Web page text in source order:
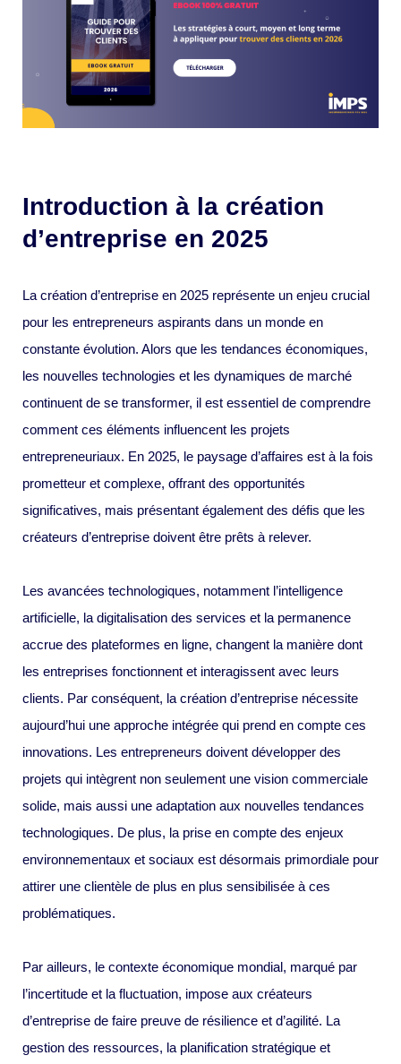
Introduction à la création
d’entreprise en 2025
La création d’entreprise en 2025 représente un enjeu crucial
pour les entrepreneurs aspirants dans un monde en
constante évolution. Alors que les tendances économiques,
les nouvelles technologies et les dynamiques de marché
continuent de se transformer, il est essentiel de comprendre
comment ces éléments influencent les projets
entrepreneuriaux. En 2025, le paysage d’affaires est à la fois
prometteur et complexe, offrant des opportunités
significatives, mais présentant également des défis que les
créateurs d’entreprise doivent être prêts à relever.
Les avancées technologiques, notamment l’intelligence
artificielle, la digitalisation des services et la permanence
accrue des plateformes en ligne, changent la manière dont
les entreprises fonctionnent et interagissent avec leurs
clients. Par conséquent, la création d’entreprise nécessite
aujourd’hui une approche intégrée qui prend en compte ces
innovations. Les entrepreneurs doivent développer des
projets qui intègrent non seulement une vision commerciale
solide, mais aussi une adaptation aux nouvelles tendances
technologiques. De plus, la prise en compte des enjeux
environnementaux et sociaux est désormais primordiale pour
attirer une clientèle de plus en plus sensibilisée à ces
problématiques.
Par ailleurs, le contexte économique mondial, marqué par
l’incertitude et la fluctuation, impose aux créateurs
d’entreprise de faire preuve de résilience et d’agilité. La
gestion des ressources, la planification stratégique et